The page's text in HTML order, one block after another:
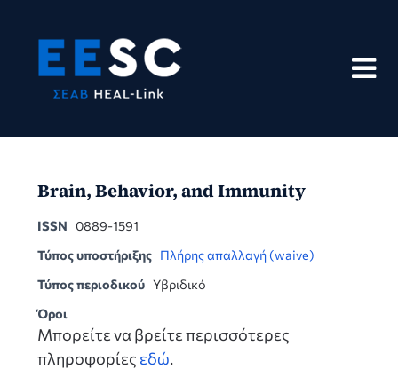
content
Brain, Behavior, and Immunity
ISSN 0889-1591
Τύπος υποστήριξης Πλήρης απαλλαγή (waive)
Τύπος περιοδικού Υβριδικό
Όροι
Μπορείτε να βρείτε περισσότερες
πληροφορίες εδώ.